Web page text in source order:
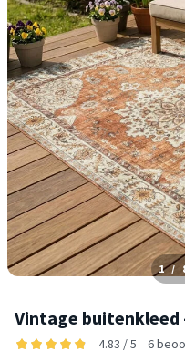
1 /
Vintage buitenkleed
4.83 / 5 6